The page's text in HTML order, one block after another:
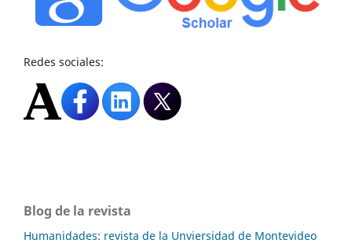
Redes sociales:
Blog de la revista
Humanidades: revista de la Unviersidad de Montevideo